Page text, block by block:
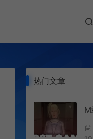
热门文章